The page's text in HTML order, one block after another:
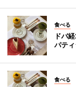
食べる
ドバ
パティ
食べる